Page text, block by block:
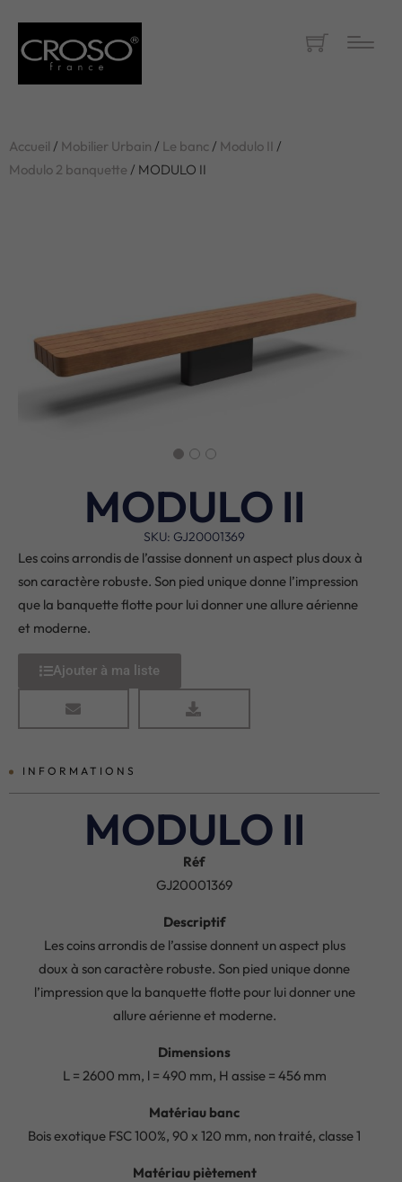
Accueil / Mobilier Urbain / Le banc / Modulo II /
Modulo 2 banquette / MODULO II
MODULO II
SKU: GJ20001369
Les coins arrondis de l’assise donnent un aspect plus doux à
son caractère robuste. Son pied unique donne l’impression
que la banquette flotte pour lui donner une allure aérienne
et moderne.
Ajouter à ma liste
INFORMATIONS
MODULO II
Réf
GJ20001369
Descriptif
Les coins arrondis de l’assise donnent un aspect plus
doux à son caractère robuste. Son pied unique donne
l’impression que la banquette flotte pour lui donner une
allure aérienne et moderne.
Dimensions
L = 2600 mm, l = 490 mm, H assise = 456 mm
Matériau banc
Bois exotique FSC 100%, 90 x 120 mm, non traité, classe 1
Matériau piètement